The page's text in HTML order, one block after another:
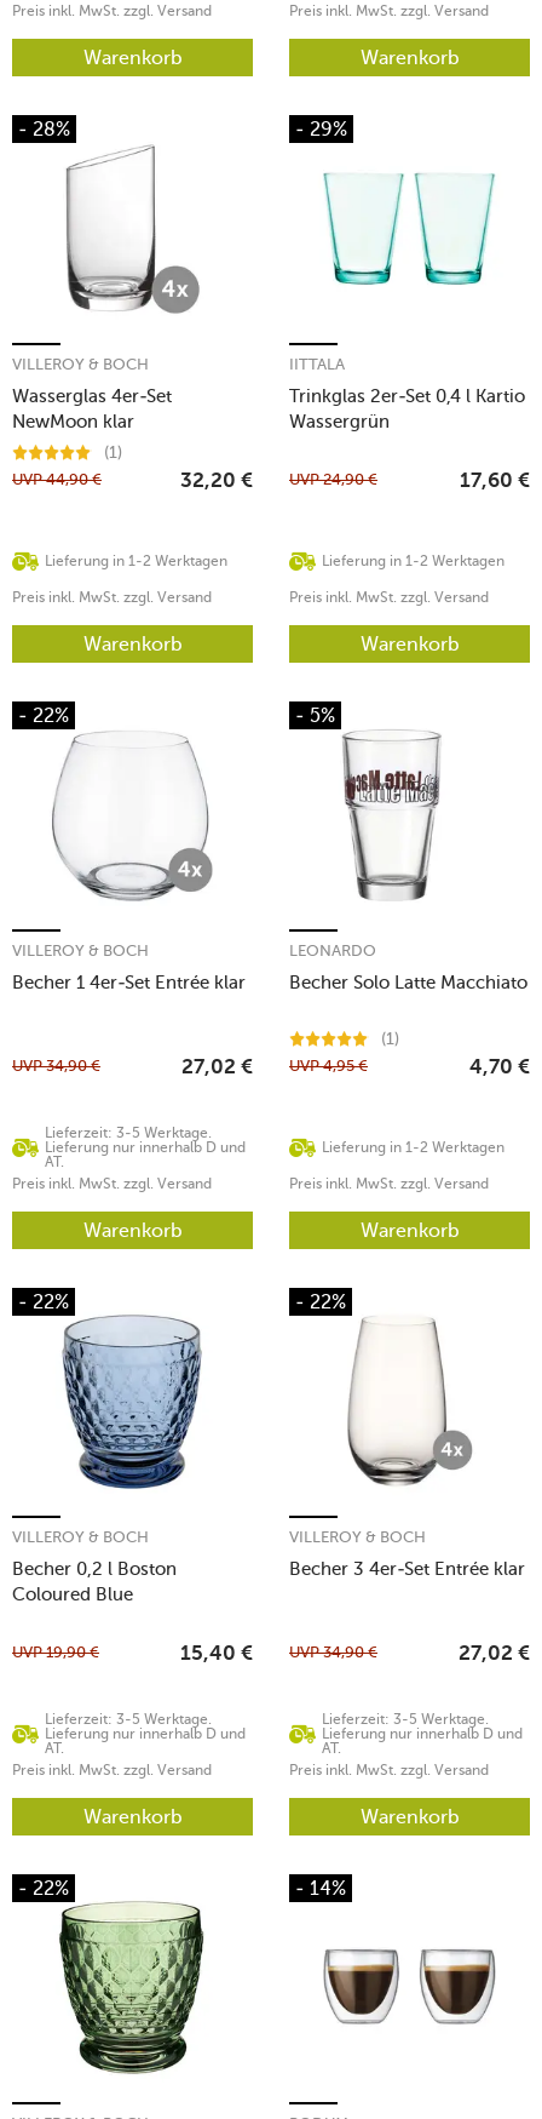
Preis inkl. MwSt. zzgl. Versand
Warenkorb
Preis inkl. MwSt. zzgl. Versand
Warenkorb
- 28%
Wasserglas 4er-Set
NewMoon klar
VILLEROY & BOCH
(1)
Lieferung in 1-2 Werktagen
UVP44,90 € 32,20 €
Preis inkl. MwSt. zzgl. Versand
Warenkorb
- 29%
Trinkglas 2er-Set 0,4 l Kartio
Wassergrün
IITTALA
Lieferung in 1-2 Werktagen
UVP24,90 € 17,60 €
Preis inkl. MwSt. zzgl. Versand
Warenkorb
- 22%
Becher 1 4er-Set Entrée klar
VILLEROY & BOCH
Lieferzeit: 3-5 Werktage.
Lieferung nur innerhalb D und
AT.
UVP34,90 € 27,02 €
Preis inkl. MwSt. zzgl. Versand
Warenkorb
- 5%
Becher Solo Latte Macchiato
LEONARDO
(1)
Lieferung in 1-2 Werktagen
UVP4,95 € 4,70 €
Preis inkl. MwSt. zzgl. Versand
Warenkorb
- 22%
Becher 0,2 l Boston
Coloured Blue
VILLEROY & BOCH
Lieferzeit: 3-5 Werktage.
Lieferung nur innerhalb D und
AT.
UVP19,90 € 15,40 €
Preis inkl. MwSt. zzgl. Versand
Warenkorb
- 22%
Becher 3 4er-Set Entrée klar
VILLEROY & BOCH
Lieferzeit: 3-5 Werktage.
Lieferung nur innerhalb D und
AT.
UVP34,90 € 27,02 €
Preis inkl. MwSt. zzgl. Versand
Warenkorb
- 22% - 14%